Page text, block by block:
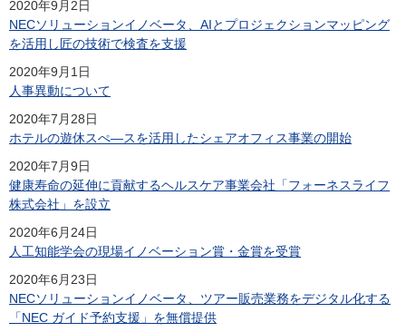
2020年9月2日
NECソリューションイノベータ、AIとプロジェクションマッピング
を活用し匠の技術で検査を支援
2020年9月1日
人事異動について
2020年7月28日
ホテルの遊休スぺ―スを活用したシェアオフィス事業の開始
2020年7月9日
健康寿命の延伸に貢献するヘルスケア事業会社「フォーネスライフ
株式会社」を設立
2020年6月24日
人工知能学会の現場イノベーション賞・金賞を受賞
2020年6月23日
NECソリューションイノベータ、ツアー販売業務をデジタル化する
「NEC ガイド予約支援」を無償提供